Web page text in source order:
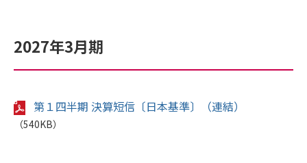
2027年3月期
第１四半期 決算短信〔日本基準〕（連結）
（540KB）
お問い合わせ